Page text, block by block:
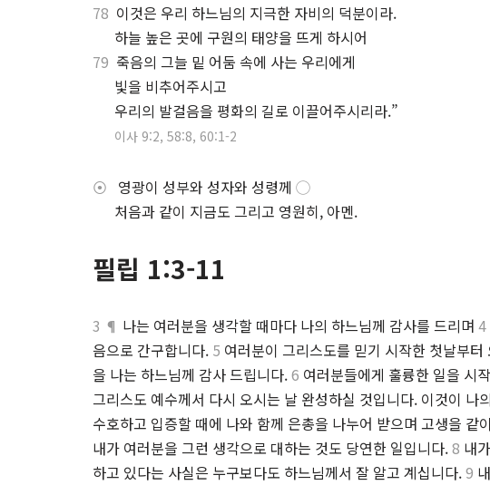
78 이것은 우리 하느님의 지극한 자비의 덕분이라.
하늘 높은 곳에 구원의 태양을 뜨게 하시어
79 죽음의 그늘 밑 어둠 속에 사는 우리에게
빛을 비추어주시고
우리의 발걸음을 평화의 길로 이끌어주시리라.”
이사 9:2, 58:8, 60:1-2
⦿ 영광이 성부와 성자와 성령께 ◯
처음과 같이 지금도 그리고 영원히, 아멘.
필립 1:3-11
3 ¶ 나는 여러분을 생각할 때마다 나의 하느님께 감사를 드리며 4
음으로 간구합니다. 5 여러분이 그리스도를 믿기 시작한 첫날부
을 나는 하느님께 감사 드립니다.6 여러분들에게 훌륭한 일을 시
그리스도 예수께서 다시 오시는 날 완성하실 것입니다. 이것이 나
수호하고 입증할 때에 나와 함께 은총을 나누어 받으며 고생을
내가 여러분을 그런 생각으로 대하는 것도 당연한 일입니다.8 내
하고 있다는 사실은 누구보다도 하느님께서 잘 알고 계십니다.9